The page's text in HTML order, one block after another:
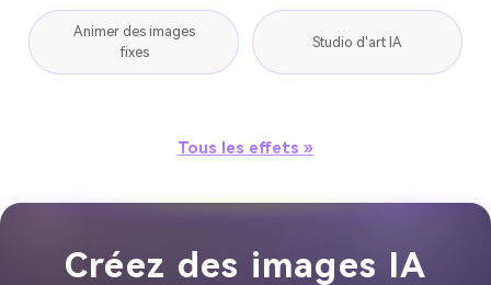
Animer des images
fixes
Studio d'art IA
Tous les effets »
Créez des images IA